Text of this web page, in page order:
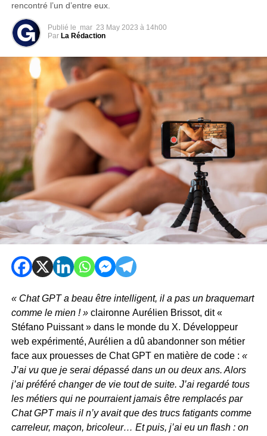
rencontré l’un d’entre eux.
Publié le mar 23 May 2023 à 14h00
Par La Rédaction
« Chat GPT a beau être intelligent, il a pas un braquemart
comme le mien ! » claironne Aurélien Brissot, dit «
Stéfano Puissant » dans le monde du X. Développeur
web expérimenté, Aurélien a dû abandonner son métier
face aux prouesses de Chat GPT en matière de code : «
J’ai vu que je serai dépassé dans un ou deux ans. Alors
j’ai préféré changer de vie tout de suite. J’ai regardé tous
les métiers qui ne pourraient jamais être remplacés par
Chat GPT mais il n’y avait que des trucs fatigants comme
carreleur, maçon, bricoleur… Et puis, j’ai eu un flash : on